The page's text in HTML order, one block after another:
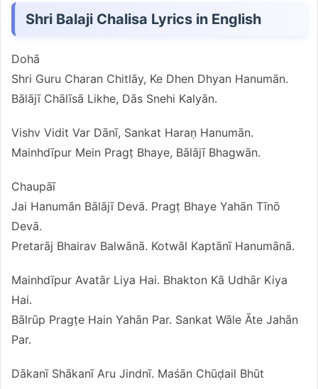
Shri Balaji Chalisa Lyrics in English
Dohā
Shri Guru Charan Chitlāy, Ke Dhen Dhyan Hanumān.
Bālājī Chālīsā Likhe, Dās Snehi Kalyān.
Vishv Vidit Var Dānī, Sankat Haraṇ Hanumān.
Mainhdīpur Mein Pragṭ Bhaye, Bālājī Bhagwān.
Chaupāī
Jai Hanumān Bālājī Devā. Pragṭ Bhaye Yahān Tīnō
Devā.
Pretarāj Bhairav Balwānā. Kotwāl Kaptānī Hanumānā.
Mainhdīpur Avatār Liya Hai. Bhakton Kā Udhār Kiya
Hai.
Bālrūp Pragṭe Hain Yahān Par. Sankat Wāle Āte Jahān
Par.
Dākanī Shākanī Aru Jindnī. Maśān Chūḍail Bhūt